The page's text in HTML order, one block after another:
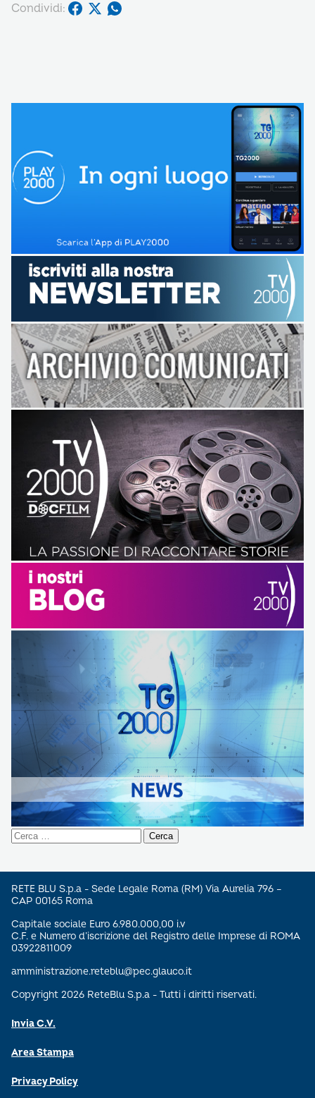
Condividi:
Ricerca
per:
RETE BLU S.p.a - Sede Legale Roma (RM) Via Aurelia 796 –
CAP 00165 Roma
Capitale sociale Euro 6.980.000,00 i.v
C.F. e Numero d’iscrizione del Registro delle Imprese di ROMA
03922811009
amministrazione.reteblu@pec.glauco.it
Copyright 2026 ReteBlu S.p.a - Tutti i diritti riservati.
Invia C.V.
Area Stampa
Privacy Policy